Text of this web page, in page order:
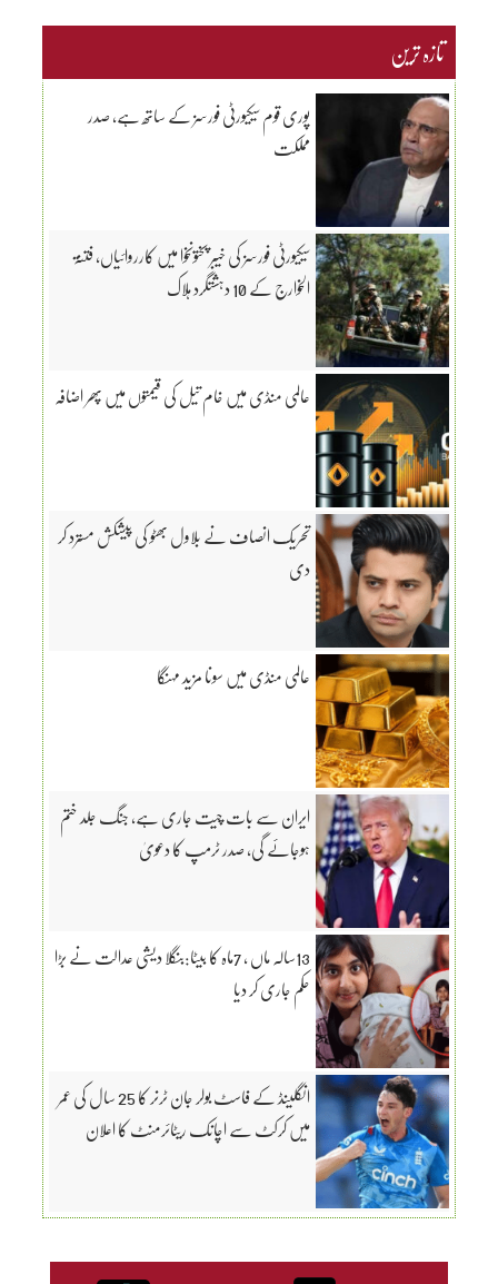
تازہ ترین
پوری قوم سیکیورٹی فورسز کے ساتھ ہے، صدر
مملکت
سیکیورٹی فورسز کی خیبر پختونخوا میں کارروائیاں، فتنۃ
الخوارج کے 10 دہشتگرد ہلاک
عالمی منڈی میں خام تیل کی قیمتوں میں پھر اضافہ
تحریک انصاف نے بلاول بھٹو کی پیشکش مسترد کر
دی
عالمی منڈی میں سونا مزید مہنگا
ایران سے بات چیت جاری ہے، جنگ جلد ختم
ہوجائے گی، صدر ٹرمپ کا دعویٰ
13سالہ ماں ، 7ماہ کا بیٹا:بنگلا دیشی عدالت نے بڑا
حکم جاری کر دیا
انگلینڈ کے فاسٹ بولر جان ٹرنر کا 25 سال کی عمر
میں کرکٹ سے اچانک ریٹائرمنٹ کا اعلان